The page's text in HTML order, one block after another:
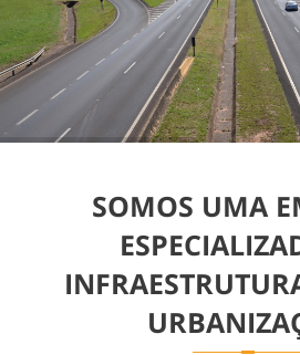
Drenagem
Terraplenagem
ConservaçãoSOMOS UMA